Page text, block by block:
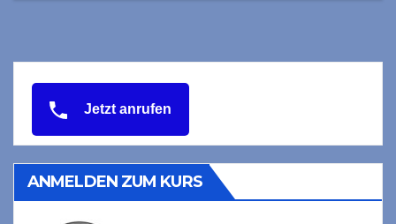
Jetzt anrufen
ANMELDEN ZUM KURS